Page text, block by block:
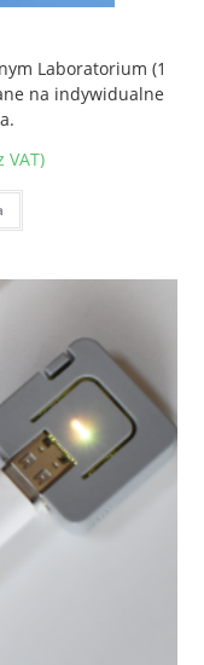
Laboratorium (1
na indywidualne
VAT)